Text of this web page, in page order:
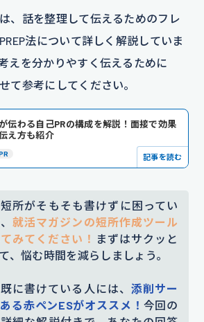
、話を整理して伝えるためのフレ
法について詳しく解説していま
えを分かりやすく伝えるために
て参考にしてください。
伝わる自己PRの構成を解説！面接で効果
え方も紹介
記事を読む
所がそもそも書けずに困ってい
就活マガジンの短所作成ツール
みてください！ まずはサクッと
、悩む時間を減らしましょう。
に書けている人には、 添削サー
る赤ペンESがオススメ！ 今回の